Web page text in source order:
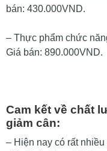
bán: 430.000VND.
– Thực phẩm chức
Giá bán: 890.000VND.
Cam kết về chất
giảm cân:
– Hiện nay có rất